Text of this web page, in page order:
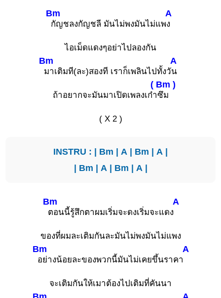
Bm
กัญชลงกัญชลี มันไม่พงมันไม่แพ
A
ง
ไอเม็ดแดงๆอย่าไปลองกัน
Bm
มาเติมที(ละ)สองที เราก็เพลินไปทั้งวั
A
น
ถ้าอยากจะมันมาเปิดเพลงเก๋า
( Bm )
ซึม
( X 2 )
INSTRU : | Bm | A | Bm | A |
| Bm | A | Bm | A |
Bm
ตอนนี้รู้สึกตาผมเริ่มจะดงเริ่มจะแดง
A
ของที่ผมละเติมกันละมันไม่พงมันไม่แพง
Bm
อย่างน้อยละของพวกนี้มันไม่เคยขึ้นราคา
A
จะเติมกันให้เมาต้องไปเติมที่คันนา